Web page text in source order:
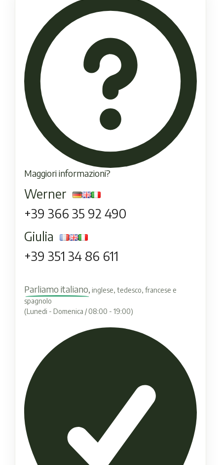
Maggiori informazioni?
Werner
+39 366 35 92 490
Giulia
+39 351 34 86 611
Parliamo italiano, inglese, tedesco, francese e
spagnolo
(Lunedi - Domenica / 08:00 - 19:00)